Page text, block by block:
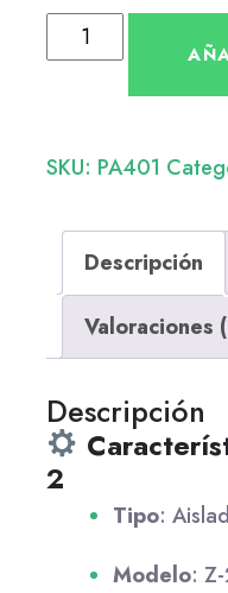
SKU: PA401
Descripción
Valoraciones
Descripción
2
Tipo:
Modelo: